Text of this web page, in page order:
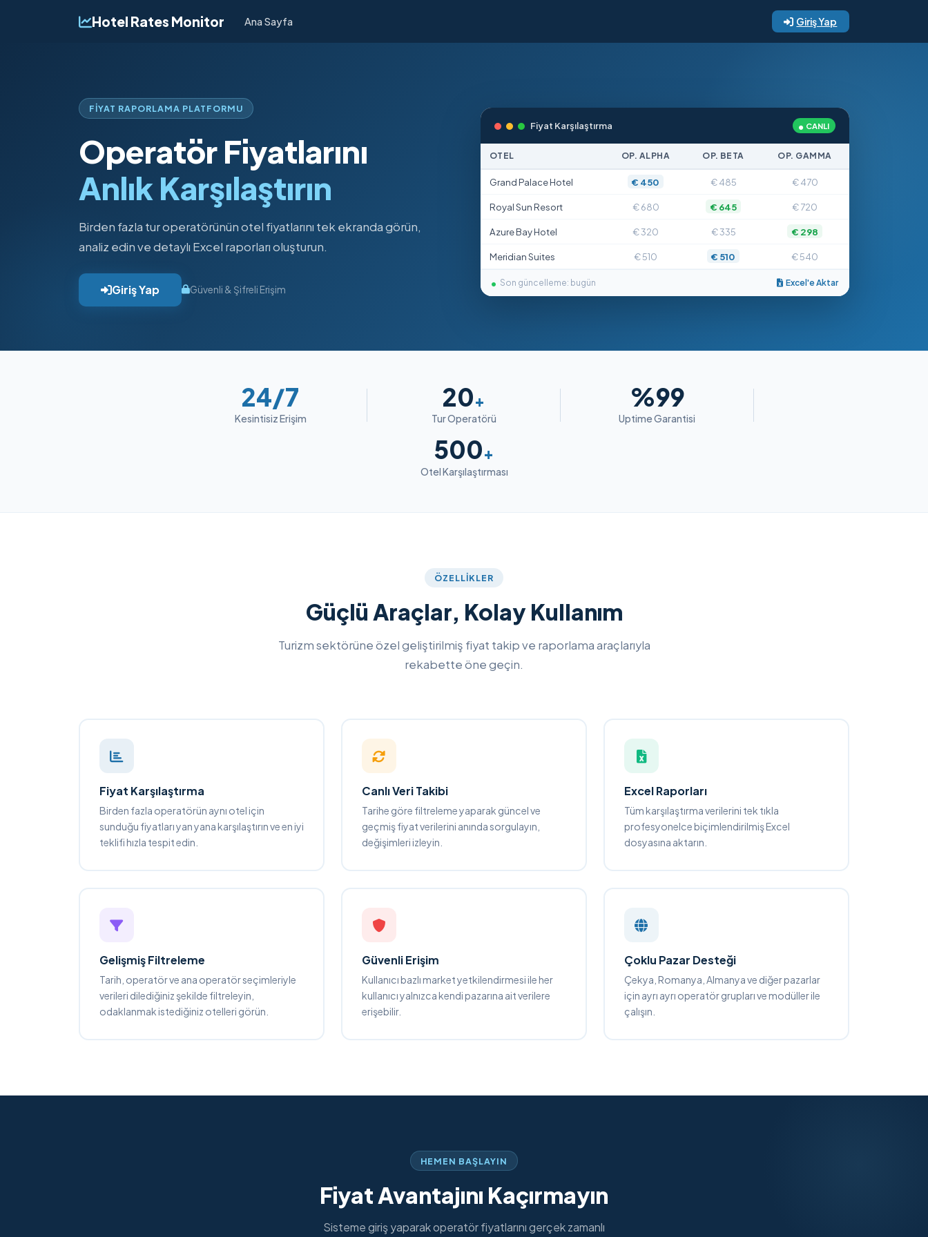
Hotel Rates Monitor Ana Sayfa Giriş Yap
FIYAT RAPORLAMA PLATFORMU
Operatör Fiyatlarını
Anlık Karşılaştırın
Birden fazla tur operatörünün otel fiyatlarını tek ekranda görün,
analiz edin ve detaylı Excel raporları oluşturun.
Giriş Yap Güvenli & Şifreli Erişim
Fiyat Karşılaştırma CANLI
OTEL OP. ALPHA OP. BETA OP. GAMMA
Grand Palace Hotel € 450 € 485 € 470
Royal Sun Resort € 680 € 645 € 720
Azure Bay Hotel € 320 € 335 € 298
Meridian Suites € 510 € 510 € 540
Son güncelleme: bugün Excel'e Aktar
24/7
Kesintisiz Erişim
20+
Tur Operatörü
%99
Uptime Garantisi
500+
Otel Karşılaştırması
ÖZELLIKLER
Güçlü Araçlar, Kolay Kullanım
Turizm sektörüne özel geliştirilmiş fiyat takip ve raporlama araçlarıyla
rekabette öne geçin.
Fiyat Karşılaştırma
Birden fazla operatörün aynı otel için
sunduğu fiyatları yan yana karşılaştırın ve en iyi
teklifi hızla tespit edin.
Canlı Veri Takibi
Tarihe göre filtreleme yaparak güncel ve
geçmiş fiyat verilerini anında sorgulayın,
değişimleri izleyin.
Excel Raporları
Tüm karşılaştırma verilerini tek tıkla
profesyonelce biçimlendirilmiş Excel
dosyasına aktarın.
Gelişmiş Filtreleme
Tarih, operatör ve ana operatör seçimleriyle
verileri dilediğiniz şekilde filtreleyin,
odaklanmak istediğiniz otelleri görün.
Güvenli Erişim
Kullanıcı bazlı market yetkilendirmesi ile her
kullanıcı yalnızca kendi pazarına ait verilere
erişebilir.
Çoklu Pazar Desteği
Çekya, Romanya, Almanya ve diğer pazarlar
için ayrı ayrı operatör grupları ve modüller ile
çalışın.
HEMEN BAŞLAYIN
Fiyat Avantajını Kaçırmayın
Sisteme giriş yaparak operatör fiyatlarını gerçek zamanlı